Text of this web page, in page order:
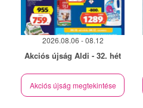
2026.08.06 - 08.12
Akciós újság Aldi - 32. hét
Akciós újság megtekintése